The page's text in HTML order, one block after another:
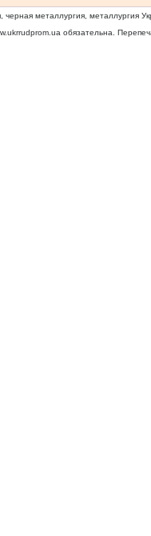
металлургия, металлургия
обязательна.